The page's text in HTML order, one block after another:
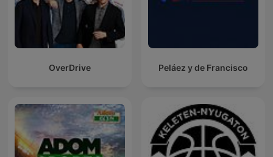
OverDrive Peláez y de Francisco